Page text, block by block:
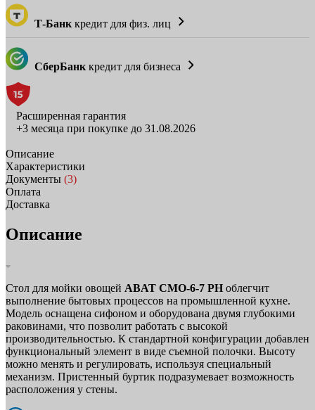
Т-Банк кредит для физ. лиц
СберБанк кредит для бизнеса
Расширенная гарантия
+3 месяца при покупке до 31.08.2026
Описание
Характеристики
Документы (3)
Оплата
Доставка
Описание
Стол для мойки овощей ABAT СМО‑6‑7 РН облегчит
выполнение бытовых процессов на промышленной кухне.
Модель оснащена сифоном и оборудована двумя глубокими
раковинами, что позволит работать с высокой
производительностью. К стандартной конфигурации добавлен
функциональный элемент в виде съемной полочки. Высоту
можно менять и регулировать, используя специальный
механизм. Пристенный буртик подразумевает возможность
расположения у стены.